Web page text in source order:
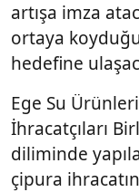
artışa imza
ortaya
hedefine
Ege Su
İhracatçıları
diliminde
çipura